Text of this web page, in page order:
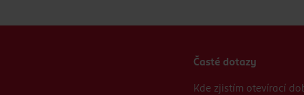
Časté dotazy
Kde zjistím otevírací